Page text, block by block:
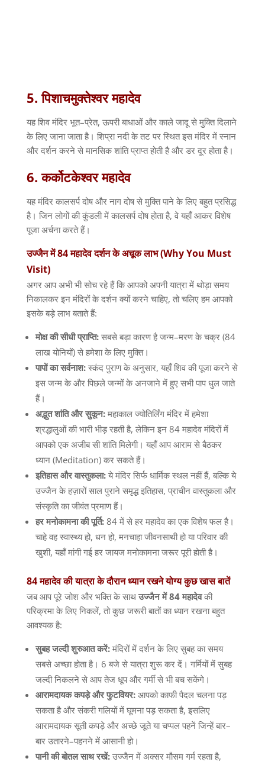
5.पिशाचमुक्तेश्वर महादेव
यह शिव मंदिर भूत–प्रेत, ऊपरी बाधाओं और काले जादू से मुक्ति दिलाने
के लिए जाना जाता है। शिप्रा नदी के तट पर स्थित इस मंदिर में स्नान
और दर्शन करने से मानसिक शांति प्राप्त होती है और डर दूर होता है।
6.कर्कोटकेश्वर महादेव
यह मंदिर कालसर्प दोष और नाग दोष से मुक्ति पाने के लिए बहुत प्रसिद्ध
है। जिन लोगों की कुंडली में कालसर्प दोष होता है, वे यहाँ आकर विशेष
पूजा अर्चना करते हैं।
उज्जैनमें84महादेवदर्शनकेअचूकलाभ(Why You Must
Visit)
अगर आप अभी भी सोच रहे हैं कि आपको अपनी यात्रा में थोड़ा समय
निकालकर इन मंदिरों के दर्शन क्यों करने चाहिए, तो चलिए हम आपको
इसके बड़े लाभ बताते हैं:
मोक्ष की सीधी प्राप्ति: सबसे बड़ा कारण है जन्म–मरण के चक्र(84
लाख योनियों) से हमेशा के लिए मुक्ति।
पापों का सर्वनाश: स्कंद पुराण के अनुसार, यहाँ शिव की पूजा करने से
इस जन्म के और पिछले जन्मों के अनजाने में हुए सभी पाप धुल जाते
हैं।
अद्भुत शांति और सुकून: महाकाल ज्योतिर्लिंग मंदिर में हमेशा
श्रद्धालुओं की भारी भीड़ रहती है, लेकिन इन84 महादेव मंदिरों में
आपको एक अजीब सी शांति मिलेगी। यहाँ आप आराम से बैठकर
ध्यान(Meditation) कर सकते हैं।
इतिहास और वास्तुकला: ये मंदिर सिर्फ धार्मिक स्थल नहीं हैं, बल्कि ये
उज्जैन के हज़ारों साल पुराने समृद्ध इतिहास, प्राचीन वास्तुकला और
संस्कृति का जीवंत प्रमाण हैं।
हर मनोकामना की पूर्ति:84 में से हर महादेव का एक विशेष फल है।
चाहे वह स्वास्थ्य हो, धन हो, मनचाहा जीवनसाथी हो या परिवार की
खुशी, यहाँ मांगी गई हर जायज मनोकामना जरूर पूरी होती है।
84महादेवकीयात्राकेदौरानध्यानरखनेयोग्यकुछखासबातें
जब आप पूरे जोश और भक्ति के साथ उज्जैन में84 महादेवकी
परिक्रमा के लिए निकलें, तो कुछ जरूरी बातों का ध्यान रखना बहुत
आवश्यक है:
सुबह जल्दी शुरुआत करें: मंदिरों में दर्शन के लिए सुबह का समय
सबसे अच्छा होता है। 6 बजे से यात्रा शुरू कर दें। गर्मियों में सुबह
जल्दी निकलने से आप तेज धूप और गर्मी से भी बच सकेंगे।
आरामदायक कपड़े और फुटवियर: आपको काफी पैदल चलना पड़
सकता है और संकरी गलियों में घूमना पड़ सकता है, इसलिए
आरामदायक सूती कपड़े और अच्छे जूते या चप्पल पहनें जिन्हें बार–
बार उतारने–पहनने में आसानी हो।
पानी की बोतल साथ रखें: उज्जैन में अक्सर मौसम गर्म रहता है,